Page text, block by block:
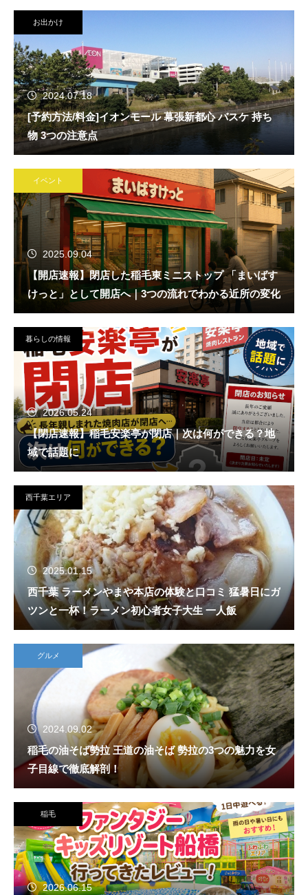
お出かけ
2024.07.18
[予約方法/料金]イオンモール 幕張新都心 バスケ 持ち
物 3つの注意点
イベント
2025.09.04
【開店速報】閉店した稲毛東ミニストップ 「まいばす
けっと」として開店へ｜3つの流れでわかる近所の変化
暮らしの情報
2026.05.24
【閉店速報】稲毛安楽亭が閉店｜次は何ができる？地
域で話題に
西千葉エリア
2025.01.15
西千葉 ラーメンやまや本店の体験と口コミ 猛暑日にガ
ツンと一杯！ラーメン初心者女子大生 一人飯
グルメ
2024.09.02
稲毛の油そば勢拉 王道の油そば 勢拉の3つの魅力を女
子目線で徹底解剖！
稲毛
2026.06.15